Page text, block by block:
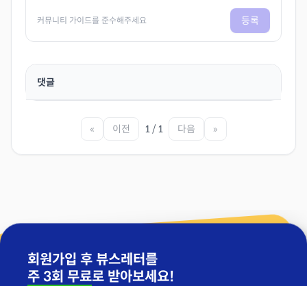
커뮤니티 가이드를 준수해주세요 등록
댓글
« 이전 1 / 1 다음 »
회원가입 후 뷰스레터를
주 3회 무료로 받아보세요!